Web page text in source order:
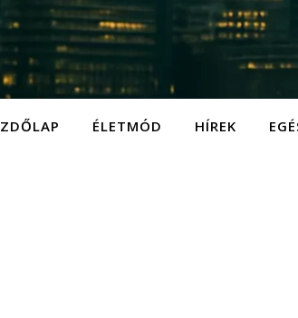
ÉLETMÓD HÍREK